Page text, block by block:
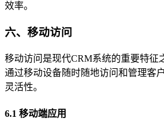
效率。
六、移动访问
移动访问是现代CRM系统的重要特征
通过移动设备随时随地访问和管理客
灵活性。
6.1 移动端应用